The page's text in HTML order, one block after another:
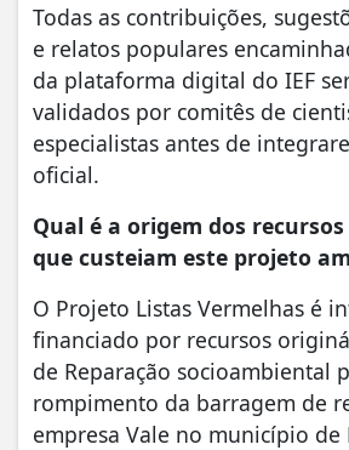
Todas as contribuições,
e relatos populares
da plataforma digital do IEF
validados por comitês de
especialistas antes de
oficial.
Qual é a origem dos
que custeiam este projeto
O Projeto Listas Vermelhas é
financiado por recursos
de Reparação socioambiental
rompimento da barragem de
empresa Vale no município